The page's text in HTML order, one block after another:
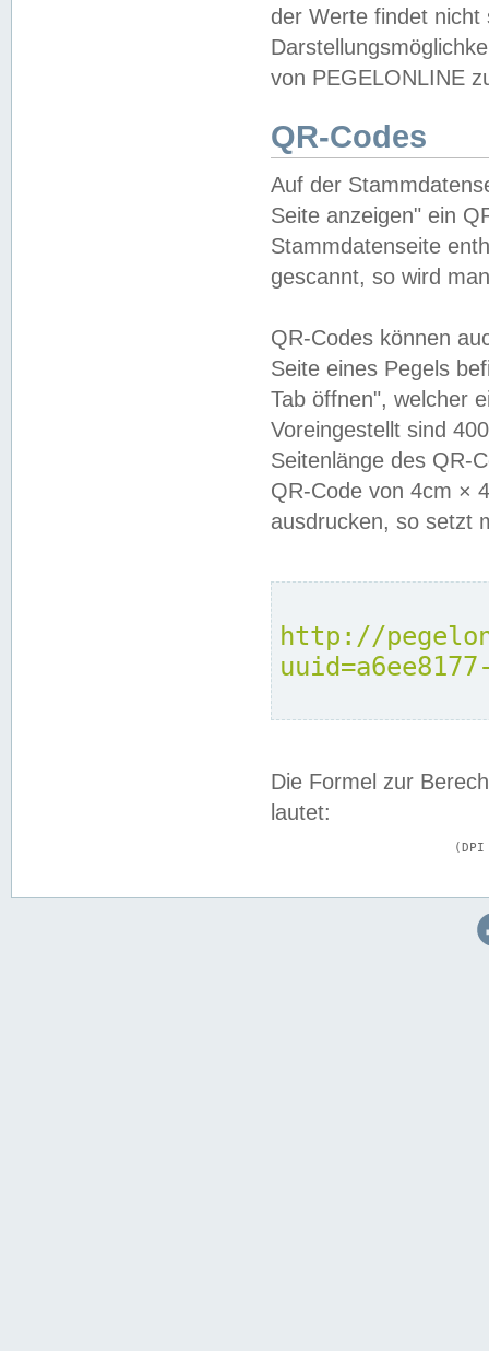
der Werte findet
von PEGELONLINE
QR-Codes
Auf der
Seite anzeigen" ein
Stammdatenseite
gescannt, so wird
QR-Codes können
Seite eines Pegels
Tab öffnen", welcher
Voreingestellt sind
Seitenlänge des QR-
QR-Code von 4cm ×
ausdrucken, so setzt
http://
Die Formel zur
lautet: